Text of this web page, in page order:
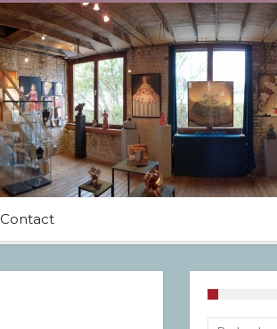
Contact
Rechercher :